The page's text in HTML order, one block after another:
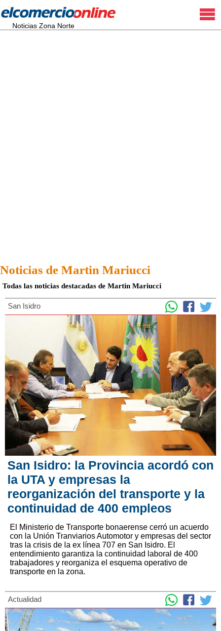
Noticias Zona Norte
Noticias de Martin Mariucci
Todas las noticias destacadas de Martin Mariucci
San Isidro
San Isidro: la Provincia acordó con
la UTA y empresas la
reorganización del transporte y la
continuidad de 400 empleos
El Ministerio de Transporte bonaerense cerró un acuerdo
con la Unión Tranviarios Automotor y empresas del sector
tras la crisis de la ex línea 707 en San Isidro. El
entendimiento garantiza la continuidad laboral de 400
trabajadores y reorganiza el esquema operativo de
transporte en la zona.
Actualidad